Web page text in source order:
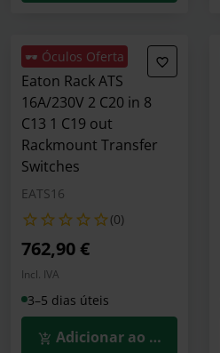
🕶️ Óculos Oferta
Eaton Rack ATS
16A/230V 2 C20 in 8
C13 1 C19 out
Rackmount Transfer
Switches
EATS16
(0)
762,90 €
Incl. IVA
3–5 dias úteis
Adicionar ao Carrinho